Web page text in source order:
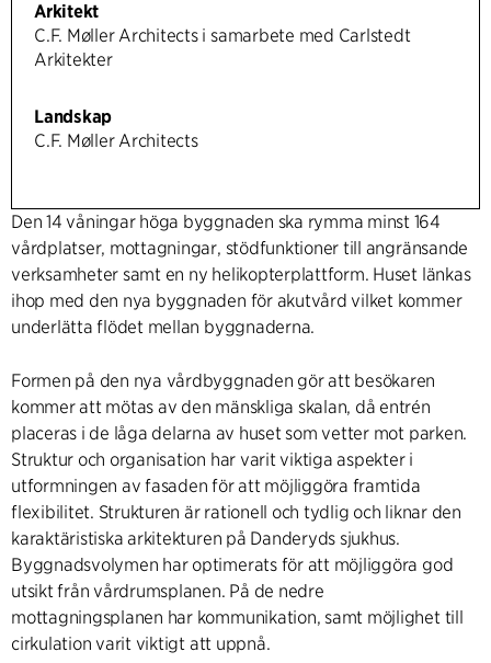
Arkitekt
C.F. Møller Architects i samarbete med Carlstedt
Arkitekter
Landskap
C.F. Møller Architects
Den 14 våningar höga byggnaden ska rymma minst 164
vårdplatser, mottagningar, stödfunktioner till angränsande
verksamheter samt en ny helikopterplattform. Huset länkas
ihop med den nya byggnaden för akutvård vilket kommer
underlätta flödet mellan byggnaderna.
Formen på den nya vårdbyggnaden gör att besökaren
kommer att mötas av den mänskliga skalan, då entrén
placeras i de låga delarna av huset som vetter mot parken.
Struktur och organisation har varit viktiga aspekter i
utformningen av fasaden för att möjliggöra framtida
flexibilitet. Strukturen är rationell och tydlig och liknar den
karaktäristiska arkitekturen på Danderyds sjukhus.
Byggnadsvolymen har optimerats för att möjliggöra god
utsikt från vårdrumsplanen. På de nedre
mottagningsplanen har kommunikation, samt möjlighet till
cirkulation varit viktigt att uppnå.